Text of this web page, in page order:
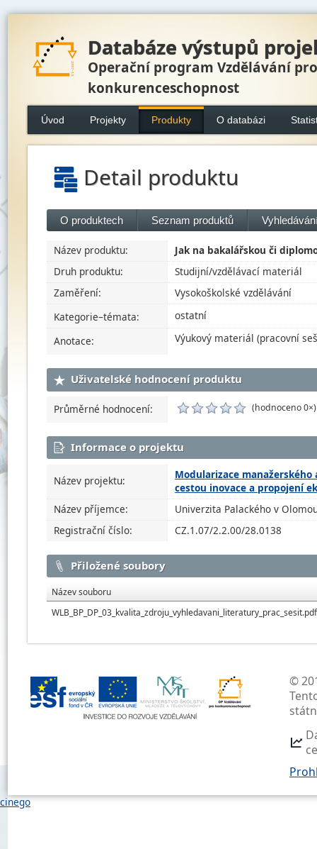
Databáze výstupů
Operační program Vzdělávání pro
konkurenceschopnost
Úvod Projekty Produkty O databázi
Detail produktu
O produktech Seznam produktů
Název produktu:
Jak na bakalářskou či
Druh produktu:
Studijní/vzdělávací materiál
Zaměření:
Vysokoškolské vzdělávání
Kategorie–témata:
ostatní
Anotace:
Výukový materiál (pracovní
Uživatelské hodnocení produktu
Průměrné hodnocení: (hodnoceno 0×)
Informace o projektu
Název projektu:
Modularizace
cestou inovace a propojení
Název příjemce:
Univerzita Palackého v
Registrační číslo:
CZ.1.07/2.2.00/28.0138
Přiložené soubory
Název souboru
WLB_BP_DP_03_kvalita_zdroju_vyhledavani_literatury_prac_sesit.pdf
©
cinego